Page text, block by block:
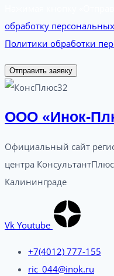
обработку
Политики обработки
Отправить заявку
ООО «Инок-
Официальный сайт
центра
Калининграде
Vk Youtube
+7(4012) 777-155
ric_044@inok.ru